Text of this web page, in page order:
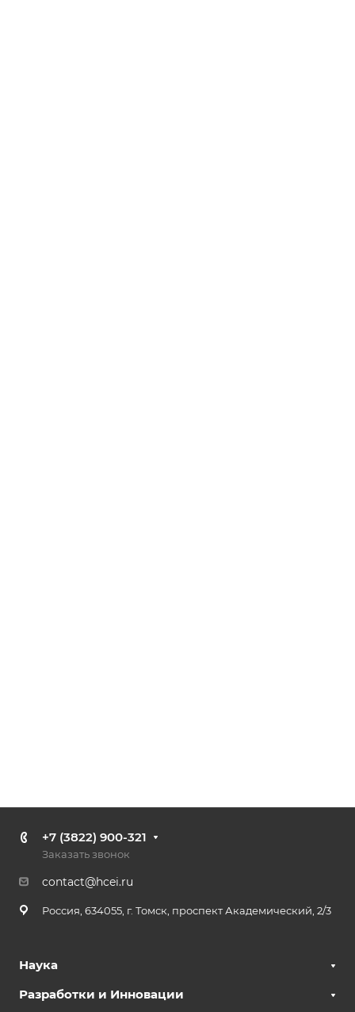
+7 (3822) 900-321
Заказать звонок
contact@hcei.ru
Россия, 634055, г. Томск, проспект Академический, 2/3
Наука
Разработки и Инновации